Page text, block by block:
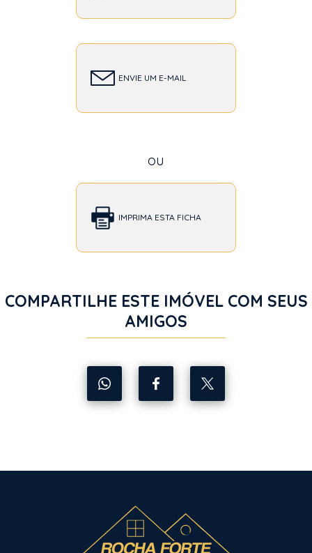
ENVIE UM E-MAIL
ou
IMPRIMA ESTA FICHA
COMPARTILHE ESTE IMÓVEL COM SEUS
AMIGOS